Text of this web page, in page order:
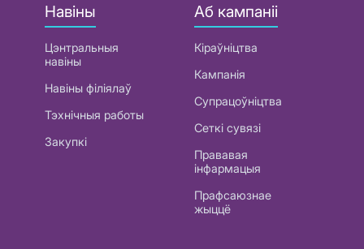
Навіны
Цэнтральныя
навіны
Навіны філіялаў
Тэхнічныя работы
Закупкі
Аб кампаніі
Кіраўніцтва
Кампанія
Супрацоўніцтва
Сеткі сувязі
Прававая
інфармацыя
Прафсаюзнае
жыццё